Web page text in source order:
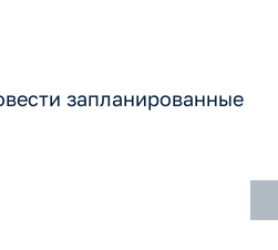
запланированные